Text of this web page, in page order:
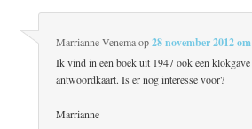
Marrianne Venemaop28 november 2012
Ik vind in een boek uit 1947 ook een
antwoordkaart. Is er nog interesse voor?
Marrianne